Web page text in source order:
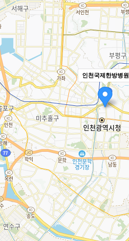
인천국제한방병원